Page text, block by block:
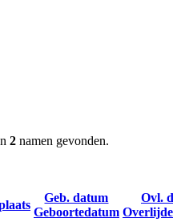
2 namen gevonden.
Geb. datum
Geboortedatum
Ovl.